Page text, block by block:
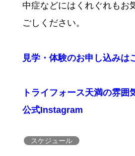
中症などにはくれぐれもお
ごしください。
見学・体験のお申し込みは
トライフォース天満の雰囲
公式Instagram
スケジュール